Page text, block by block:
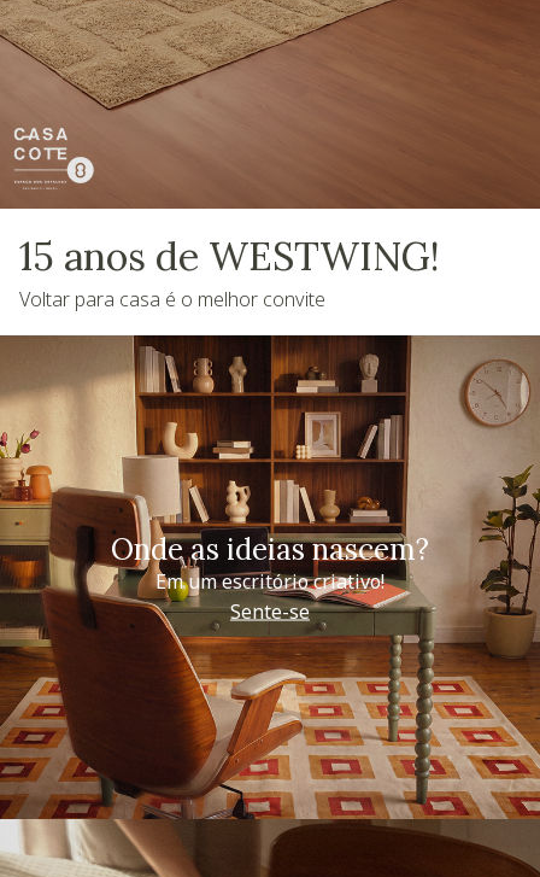
15 anos de WESTWING!
Voltar para casa é o melhor convite
Onde as ideias nascem?
Em um escritório criativo!
Sente-se